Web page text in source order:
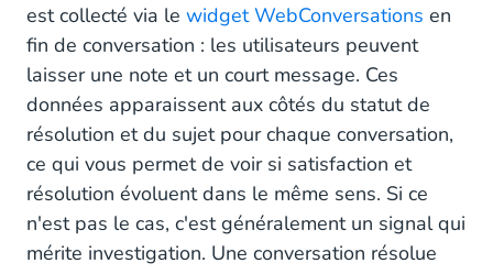
est collecté via le widget WebConversations en
fin de conversation : les utilisateurs peuvent
laisser une note et un court message. Ces
données apparaissent aux côtés du statut de
résolution et du sujet pour chaque conversation,
ce qui vous permet de voir si satisfaction et
résolution évoluent dans le même sens. Si ce
n'est pas le cas, c'est généralement un signal qui
mérite investigation. Une conversation résolue